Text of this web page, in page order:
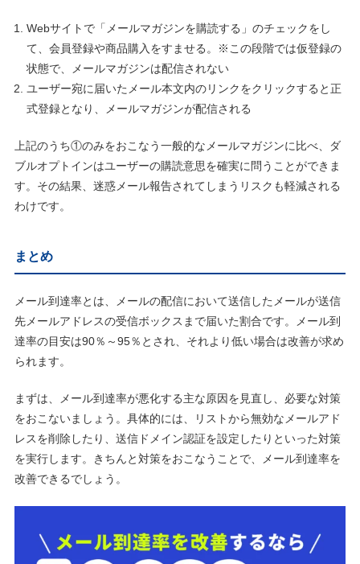
Webサイトで「メールマガジンを購読する」のチェックをし
て、会員登録や商品購入をすませる。※この段階では仮登録の
状態で、メールマガジンは配信されない
ユーザー宛に届いたメール本文内のリンクをクリックすると正
式登録となり、メールマガジンが配信される
上記のうち①のみをおこなう一般的なメールマガジンに比べ、ダ
ブルオプトインはユーザーの購読意思を確実に問うことができま
す。その結果、迷惑メール報告されてしまうリスクも軽減される
わけです。
まとめ
メール到達率とは、メールの配信において送信したメールが送信
先メールアドレスの受信ボックスまで届いた割合です。メール到
達率の目安は90％～95％とされ、それより低い場合は改善が求め
られます。
まずは、メール到達率が悪化する主な原因を見直し、必要な対策
をおこないましょう。具体的には、リストから無効なメールアド
レスを削除したり、送信ドメイン認証を設定したりといった対策
を実行します。きちんと対策をおこなうことで、メール到達率を
改善できるでしょう。